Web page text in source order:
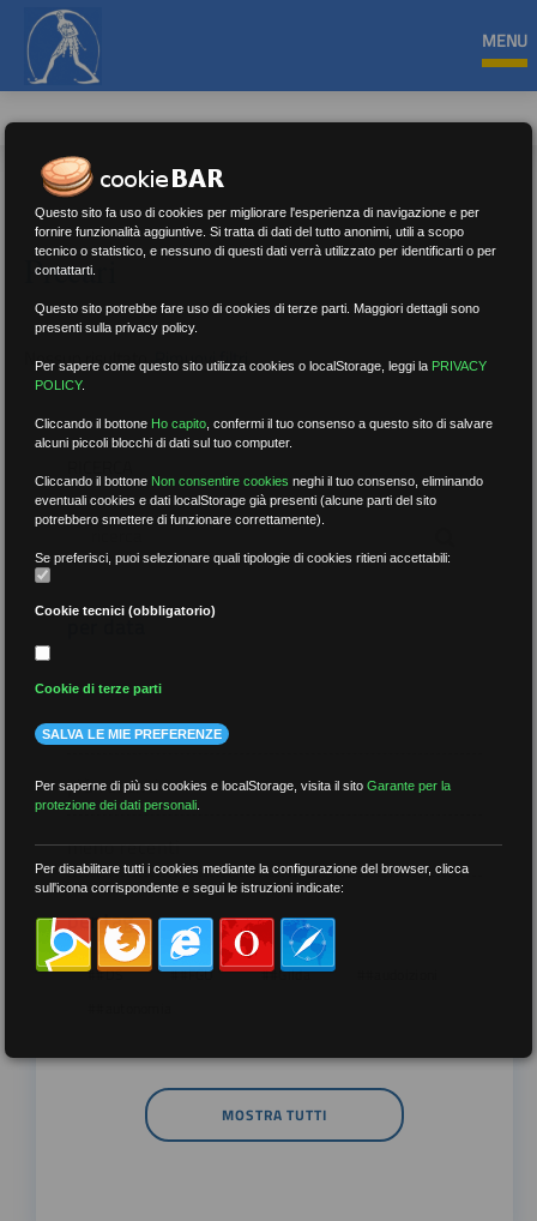
MENU
Precari
Nessun risultato.Rimuovi filtri
per data
più recenti
meno recenti
per tag
##DS ##FGU ##Gilda
MOSTRA TUTTI
Questo sito fa uso di cookies per migliorare l'esperienza di navigazione e per
fornire funzionalità aggiuntive. Si tratta di dati del tutto anonimi, utili a scopo
tecnico o statistico, e nessuno di questi dati verrà utilizzato per identificarti o per
contattarti.
Questo sito potrebbe fare uso di cookies di terze parti. Maggiori dettagli sono
presenti sulla privacy policy.
Per sapere come questo sito utilizza cookies o localStorage, leggi la PRIVACY
POLICY.
Cliccando il bottone Ho capito ,confermi il tuo consenso a questo sito di salvare
alcuni piccoli blocchi di dati sul tuo computer.
Cliccando il bottone Non consentire cookies neghi il tuo consenso, eliminando
eventuali cookies e dati localStorage già presenti (alcune parti del sito
potrebbero smettere di funzionare correttamente).
Se preferisci, puoi selezionare quali tipologie di cookies ritieni accettabili:
Cookie tecnici (obbligatorio)
Cookie di terze parti
SALVA LE MIE PREFERENZE
Per saperne di più su cookies e localStorage, visita il sitoGarante per la
protezione dei dati personali
Per disabilitare tutti i cookies mediante la configurazione del browser, clicca
sull'icona corrispondente e segui le istruzioni indicate: